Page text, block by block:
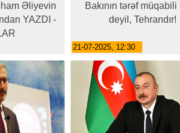
Əliyevin
YAZDI -
Bakının tərəf müqabili
deyil, Tehrandır!
21-07-2025, 12:30